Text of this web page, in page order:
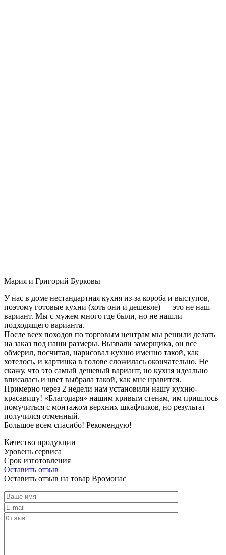
Мария и Григорий Бурковы
У нас в доме нестандартная кухня из-за короба и выступов,
поэтому готовые кухни (хоть они и дешевле) — это не наш
вариант. Мы с мужем много где были, но не нашли
подходящего варианта.
После всех походов по торговым центрам мы решили делать
на заказ под наши размеры. Вызвали замерщика, он все
обмерил, посчитал, нарисовал кухню именно такой, как
хотелось, и картинка в голове сложилась окончательно. Не
скажу, что это самый дешевый вариант, но кухня идеально
вписалась и цвет выбрала такой, как мне нравится.
Примерно через 2 недели нам установили нашу кухню-
красавицу! «Благодаря» нашим кривым стенам, им пришлось
помучиться с монтажом верхних шкафчиков, но результат
получился отменный.
Большое всем спасибо! Рекомендую!
Качество продукции
Уровень сервиса
Срок изготовления
Оставить отзыв
Оставить отзыв на товар Вромонас